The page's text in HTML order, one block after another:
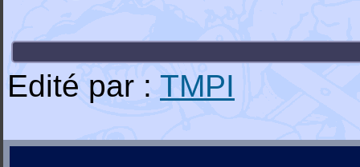
Edité par : TMPI